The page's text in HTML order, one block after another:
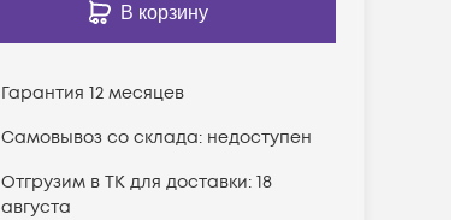
В корзину
Гарантия 12 месяцев
Самовывоз со склада: недоступен
Отгрузим в ТК для доставки: 18
августа